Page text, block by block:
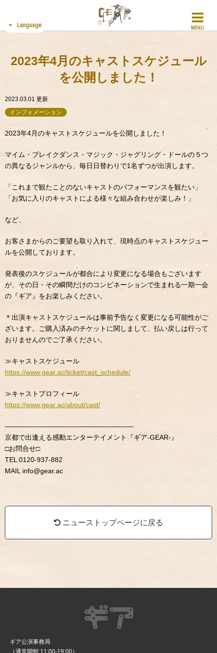
MENU
Language
2023年4月のキャストスケジュール
を公開しました！
2023.03.01 更新
インフォメーション
2023年4月のキャストスケジュールを公開しました！
マイム・ブレイクダンス・マジック・ジャグリング・ドールの５つ
の異なるジャンルから、毎日日替わりで1名ずつが出演します。
「これまで観たことのないキャストのパフォーマンスを観たい」
「お気に入りのキャストによる様々な組み合わせが楽しみ！」
など、
お客さまからのご要望も取り入れて、現時点のキャストスケジュー
ルを公開しております。
発表後のスケジュールが都合により変更になる場合もございます
が、その日・その瞬間だけのコンビネーションで生まれる一期一会
の『ギア』をお楽しみください。
＊出演キャストスケジュールは事前予告なく変更になる可能性がご
ざいます。ご購入済みのチケットに関しまして、払い戻しは行って
おりませんのでご了承ください。
≫キャストスケジュール
https://www.gear.ac/ticket/cast_schedule/
≫キャストプロフィール
https://www.gear.ac/about/cast/
———————————————————
京都で出逢える感動エンターテイメント『ギア-GEAR- 』
□お問合せ□
TEL 0120-937-882
MAIL info@gear.ac
ニューストップページに戻る
ギア公演事務局
（通常開館 11:00-19:00）